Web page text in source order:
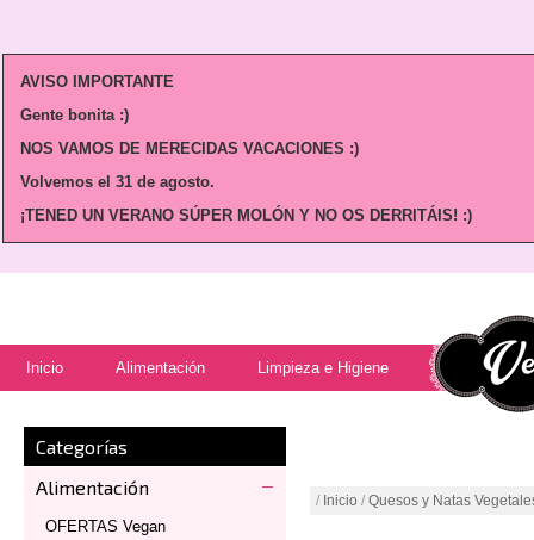
AVISO IMPORTANTE
Gente bonita :)
NOS VAMOS DE MERECIDAS VACACIONES :)
Volvemos el 31 de agosto.
¡TENED UN VERANO SÚPER MOLÓN Y NO OS DERRITÁIS! :)
Inicio Alimentación Limpieza e Higiene
Categorías
Alimentación
OFERTAS Vegan
/ Inicio / Quesos y Natas